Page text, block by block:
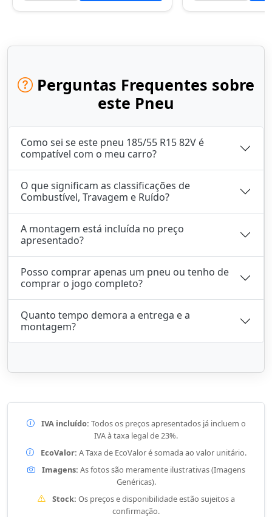
Perguntas Frequentes sobre
este Pneu
Como sei se este pneu 185/55 R15 82V é
compatível com o meu carro?
O que significam as classificações de
Combustível, Travagem e Ruído?
A montagem está incluída no preço
apresentado?
Posso comprar apenas um pneu ou tenho de
comprar o jogo completo?
Quanto tempo demora a entrega e a
montagem?
IVA incluído: Todos os preços apresentados já incluem o
IVA à taxa legal de 23%.
EcoValor: A Taxa de EcoValor é somada ao valor unitário.
Imagens: As fotos são meramente ilustrativas (Imagens
Genéricas).
Stock: Os preços e disponibilidade estão sujeitos a
confirmação.